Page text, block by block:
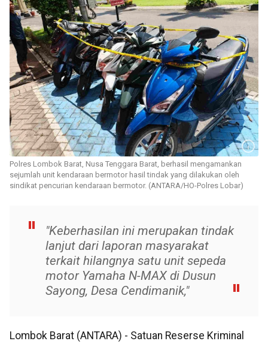
Polres Lombok Barat, Nusa Tenggara Barat, berhasil mengamankan
sejumlah unit kendaraan bermotor hasil tindak yang dilakukan oleh
sindikat pencurian kendaraan bermotor. (ANTARA/HO-Polres Lobar)
"Keberhasilan ini merupakan tindak
lanjut dari laporan masyarakat
terkait hilangnya satu unit sepeda
motor Yamaha N-MAX di Dusun
Sayong, Desa Cendimanik,"
Lombok Barat (ANTARA) - Satuan Reserse Kriminal